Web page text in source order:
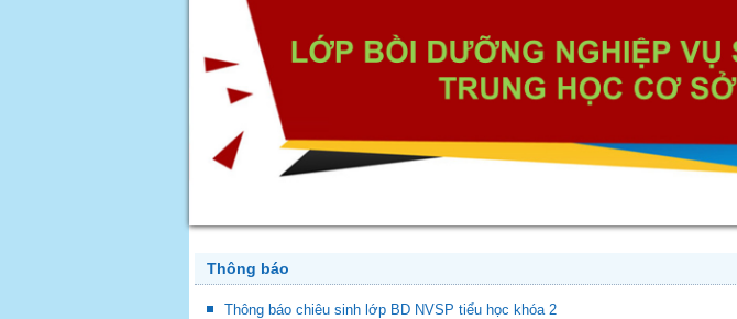
Thông báo
Thông báo chiêu sinh lớp BD NVSP tiểu học khóa 2